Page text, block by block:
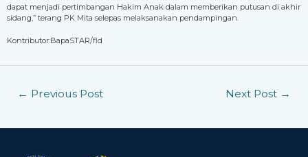
dapat menjadi pertimbangan Hakim Anak dalam memberikan putusan di akhir
sidang,” terang PK Mita selepas melaksanakan pendampingan.
Kontributor:BapaSTAR/fld
← Previous Post Next Post →